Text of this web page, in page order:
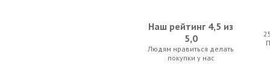
Alice A040-LB
Наш рейтинг 4,5 из
5,0
Людям нравиться делать
покупки у нас